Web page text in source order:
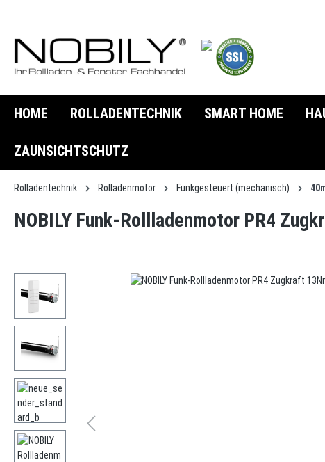
HOME ROLLADENTECHNIK SMART HOME
ZAUNSICHTSCHUTZ
Rolladentechnik Rolladenmotor Funkgesteuert (mechanisch)
NOBILY Funk-Rollladenmotor PR4
Bildergalerie überspringen